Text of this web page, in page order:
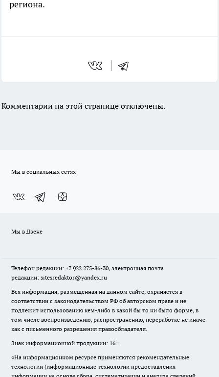
региона.
Комментарии на этой странице отключены.
Мы в социальных сетях
Мы в Дзене
Телефон редакции: +7 922 275-86-30, электронная почта
редакции: sitesredaktor@yandex.ru
Вся информация, размещенная на данном сайте, охраняется в
соответствии с законодательством РФ об авторском праве и не
подлежит использованию кем-либо в какой бы то ни было форме, в
том числе воспроизведению, распространению, переработке не иначе
как с письменного разрешения правообладателя.
Знак информационной продукции: 16+.
«На информационном ресурсе применяются рекомендательные
технологии (информационные технологии предоставления